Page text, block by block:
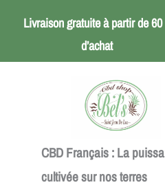
Livraison gratuite à partir de
d’achat
CBD Français : La
cultivée sur nos terres
Huile
forte